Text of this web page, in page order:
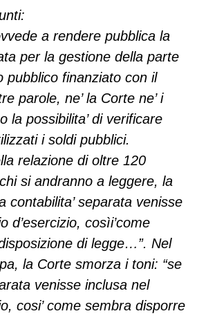
a rendere pubblica la
per la gestione della parte
pubblico finanziato con il
parole, ne’ la Corte ne’ i
la possibilita’ di verificare
i soldi pubblici.
relazione di oltre 120
si andranno a leggere, la
contabilita’ separata venisse
d’esercizio, cosìi’come
di legge…”. Nel
la Corte smorza i toni: “se
venisse inclusa nel
cosi’ come sembra disporre